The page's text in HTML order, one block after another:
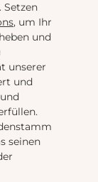
Setzen
, um Ihr
und
unserer
und
seinen